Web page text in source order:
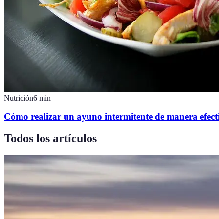
Nutrición6 min
Cómo realizar un ayuno intermitente de manera
Todos los artículos